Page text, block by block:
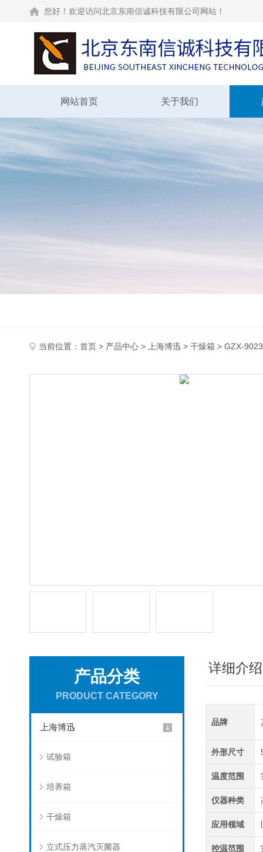
您好！欢迎访问北京东南信诚科技有限公司网站！
网站首页 关于我们
当前位置： 首页 > 产品中心 > 上海博迅 > 干燥箱 > GZX-
产品分类
PRODUCT CATEGORY
上海博迅
试验箱
培养箱
干燥箱
立式压力蒸汽灭菌器
详细介绍
品牌
外形尺寸
温度范围
仪器种类
应用领域
控温范围